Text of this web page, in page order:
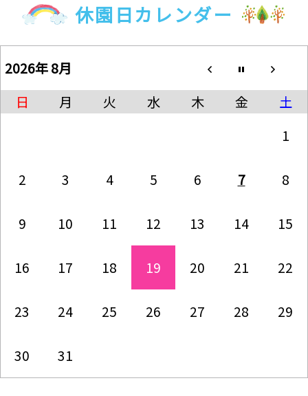
休園日カレンダー
2026年 8月
日
月 火 水 木 金
土
1
2 3 4 5 6 7 8
9 10 11 12 13 14 15
16 17 18 19 20 21 22
23 24 25 26 27 28 29
30 31